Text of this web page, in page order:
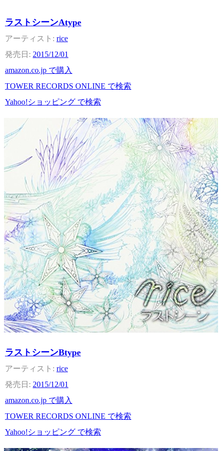
ラストシーンAtype
rice
2015/12/01
amazon.co.jp で購入
TOWER RECORDS ONLINE で検索
Yahoo!ショッピング で検索
ラストシーンBtype
rice
2015/12/01
amazon.co.jp で購入
TOWER RECORDS ONLINE で検索
Yahoo!ショッピング で検索